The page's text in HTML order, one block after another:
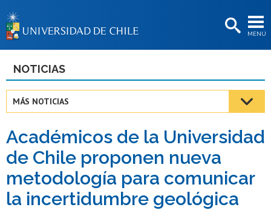
MENÚ
BIBLIOTECAS
Estudiantes
Académicas/os
Funcionarias/os
Egresadas/os
NOTICIAS
MÁS NOTICIAS
Académicos de la Universidad
de Chile proponen nueva
metodología para comunicar
la incertidumbre geológica